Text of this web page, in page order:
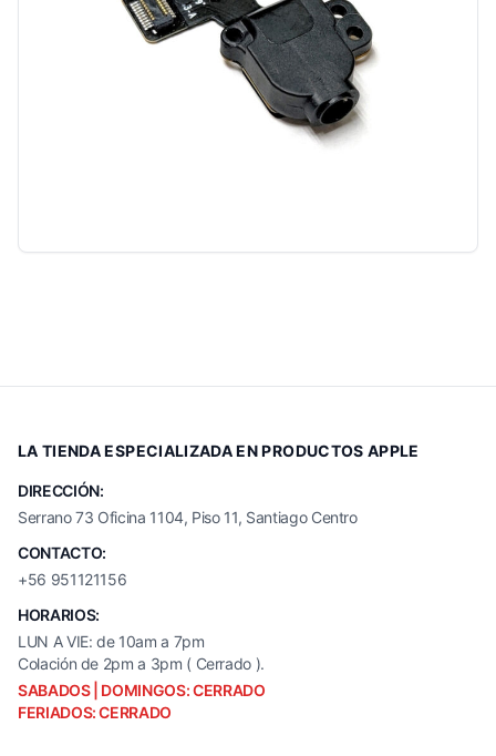
LA TIENDA ESPECIALIZADA EN PRODUCTOS APPLE
DIRECCIÓN:
Serrano 73 Oficina 1104, Piso 11, Santiago Centro
CONTACTO:
+56 951121156
HORARIOS:
LUN A VIE: de 10am a 7pm
Colación de 2pm a 3pm ( Cerrado ).
SABADOS | DOMINGOS: CERRADO
FERIADOS: CERRADO